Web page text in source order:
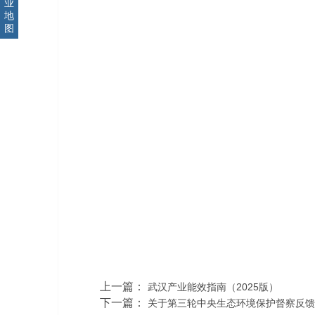
上一篇： 武汉产业能效指南（2025版）
下一篇： 关于第三轮中央生态环境保护督察反
业
地
图